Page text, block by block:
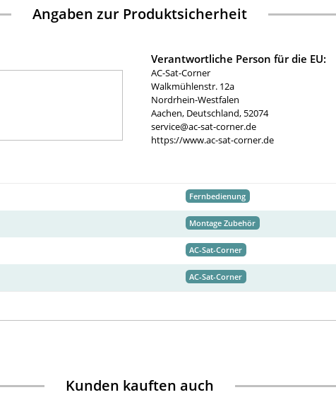
Angaben zur Produktsicherheit
Verantwortliche Person für die EU:
AC-Sat-Corner
Walkmühlenstr. 12a
Nordrhein-Westfalen
Aachen, Deutschland, 52074
service@ac-sat-corner.de
https://www.ac-sat-corner.de
Fernbedienung
Montage Zubehör
AC-Sat-Corner
AC-Sat-Corner
Kunden kauften auch